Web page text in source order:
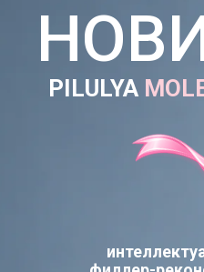
PILULYA